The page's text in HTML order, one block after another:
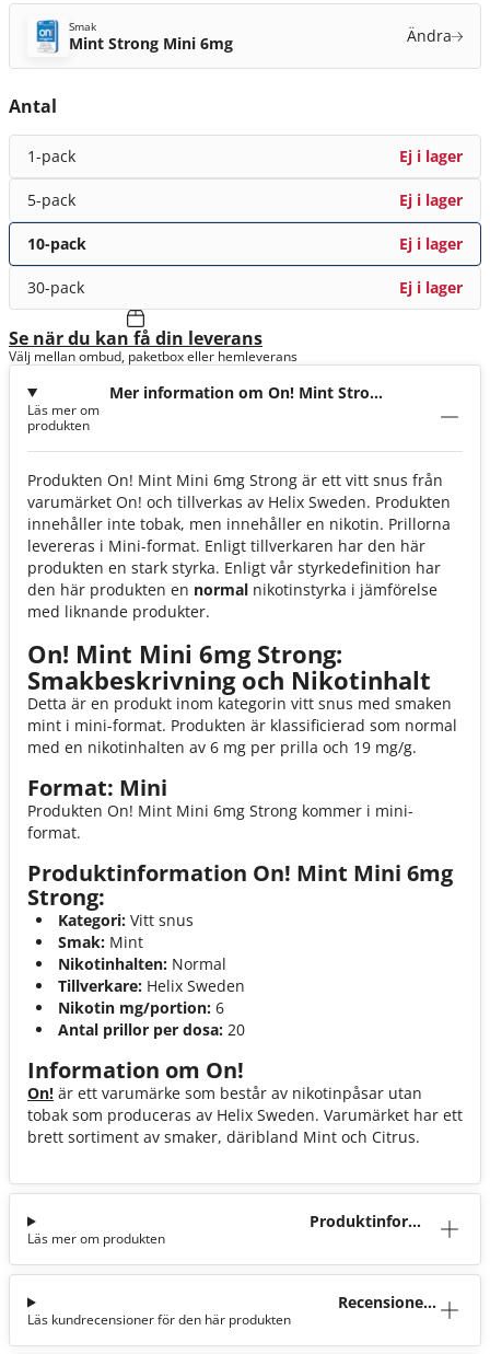
Smak
Mint Strong Mini 6mg Ändra
Antal
1-pack Ej i lager
5-pack Ej i lager
10-pack Ej i lager
30-pack Ej i lager
Se när du kan få din leverans
Välj mellan ombud, paketbox eller hemleverans
Mer information om On! Mint Strong
Läs mer om
produkten
Produkten On! Mint Mini 6mg Strong är ett vitt snus från
varumärket On! och tillverkas av Helix Sweden. Produkten
innehåller inte tobak, men innehåller en nikotin. Prillorna
levereras i Mini-format. Enligt tillverkaren har den här
produkten en stark styrka. Enligt vår styrkedefinition har
den här produkten en normal nikotinstyrka i jämförelse
med liknande produkter.
On! Mint Mini 6mg Strong:
Smakbeskrivning och Nikotinhalt
Detta är en produkt inom kategorin vitt snus med smaken
mint i mini-format. Produkten är klassificierad som normal
med en nikotinhalten av 6 mg per prilla och 19 mg/g.
Format: Mini
Produkten On! Mint Mini 6mg Strong kommer i mini-
format.
Produktinformation On! Mint Mini 6mg
Strong:
Kategori: Vitt snus
Smak: Mint
Nikotinhalten: Normal
Tillverkare: Helix Sweden
Nikotin mg/portion: 6
Antal prillor per dosa: 20
Information om On!
On! är ett varumärke som består av nikotinpåsar utan
tobak som produceras av Helix Sweden. Varumärket har ett
brett sortiment av smaker, däribland Mint och Citrus.
Produktinforma
Läs mer om produkten
Recensioner
Läs kundrecensioner för den här produkten